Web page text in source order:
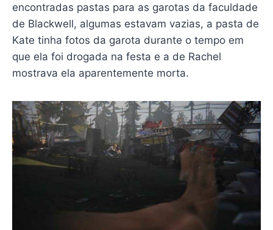
encontradas pastas para as garotas da faculdade
de Blackwell, algumas estavam vazias, a pasta de
Kate tinha fotos da garota durante o tempo em
que ela foi drogada na festa e a de Rachel
mostrava ela aparentemente morta.